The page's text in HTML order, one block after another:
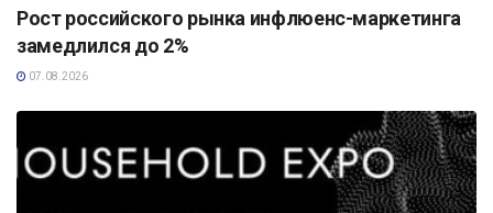
Рост российского рынка инфлюенс-маркетинга
замедлился до 2%
07.08.2026